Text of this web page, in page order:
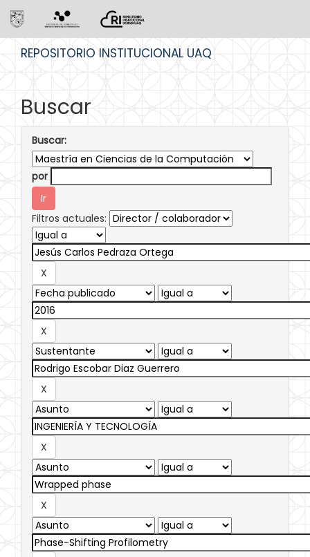
REPOSITORIO INSTITUCIONAL UAQ
Buscar
Buscar:
por
Filtros actuales: